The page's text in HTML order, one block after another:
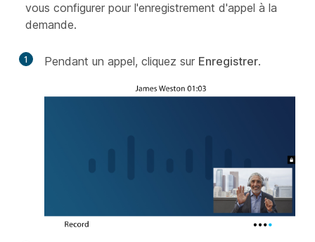
vous configurer pour l'enregistrement d'appel à la
demande.
1 Pendant un appel, cliquez sur Enregistrer.